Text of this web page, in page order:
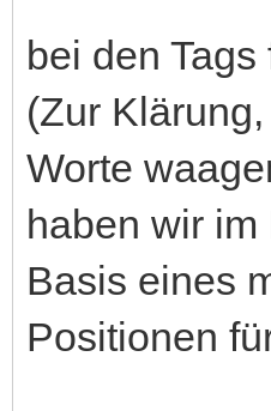
bei den
(Zur
Worte
haben wir
Basis eines
Positionen